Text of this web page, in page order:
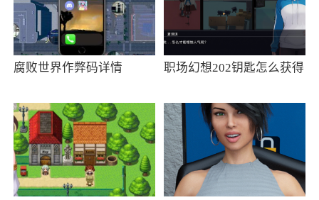
腐败世界作弊码详情 职场幻想202钥匙怎么获得